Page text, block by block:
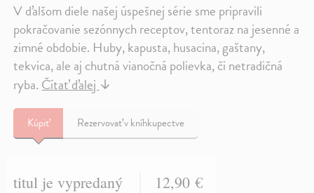
V ďalšom diele našej úspešnej série sme pripravili
pokračovanie sezónnych receptov, tentoraz na jesenné a
zimné obdobie. Huby, kapusta, husacina, gaštany,
tekvica, ale aj chutná vianočná polievka, či netradičná
ryba.Čítať ďalej↓
Kúpiť Rezervovať v kníhkupectve
titul je vypredaný 12,90 €